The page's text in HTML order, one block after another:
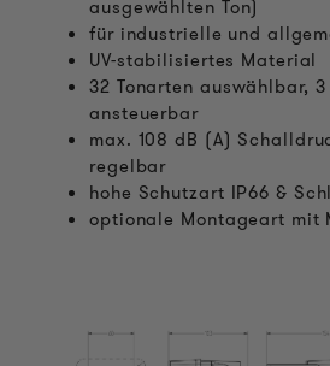
ausgewählten Ton)
für industrielle und
UV-stabilisiertes Material
32 Tonarten auswählbar,
ansteuerbar
max. 108 dB (A)
regelbar
hohe Schutzart IP66 &
optionale Montageart mit